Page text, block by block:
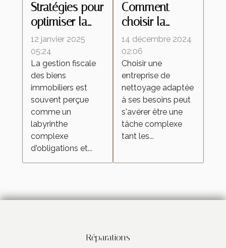
Stratégies pour
optimiser la
fiscalité de vos
biens
immobiliers
12 janvier 2025
05:24
La gestion fiscale
des biens
immobiliers est
souvent perçue
comme un
labyrinthe
complexe
d'obligations et...
Comment
choisir la
meilleure
entreprise de
nettoyage
pour vos
besoins
14 décembre 2024
02:06
Choisir une
entreprise de
nettoyage adaptée
à ses besoins peut
s'avérer être une
tâche complexe
tant les...
Réparations